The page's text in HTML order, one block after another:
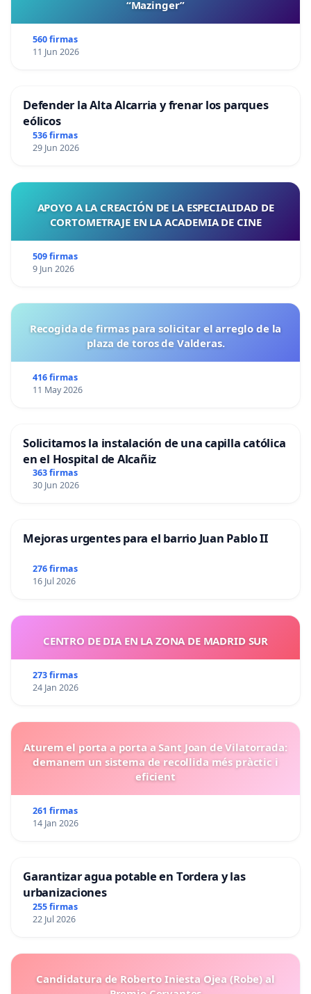
“Mazinger”
560 firmas
11 Jun 2026
Defender la Alta Alcarria y frenar los parques
eólicos
536 firmas
29 Jun 2026
APOYO A LA CREACIÓN DE LA ESPECIALIDAD DE
CORTOMETRAJE EN LA ACADEMIA DE CINE
509 firmas
9 Jun 2026
Recogida de firmas para solicitar el arreglo de la
plaza de toros de Valderas.
416 firmas
11 May 2026
Solicitamos la instalación de una capilla católica
en el Hospital de Alcañiz
363 firmas
30 Jun 2026
Mejoras urgentes para el barrio Juan Pablo II
276 firmas
16 Jul 2026
CENTRO DE DIA EN LA ZONA DE MADRID SUR
273 firmas
24 Jan 2026
Aturem el porta a porta a Sant Joan de Vilatorrada:
demanem un sistema de recollida més pràctic i
eficient
261 firmas
14 Jan 2026
Garantizar agua potable en Tordera y las
urbanizaciones
255 firmas
22 Jul 2026
Candidatura de Roberto Iniesta Ojea (Robe) al